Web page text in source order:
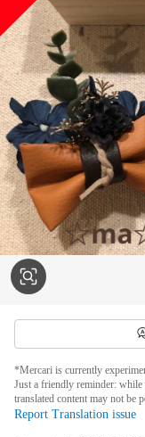
*Mercari is currently
Just a friendly reminder: while
translated content may not be
Report Translation issue